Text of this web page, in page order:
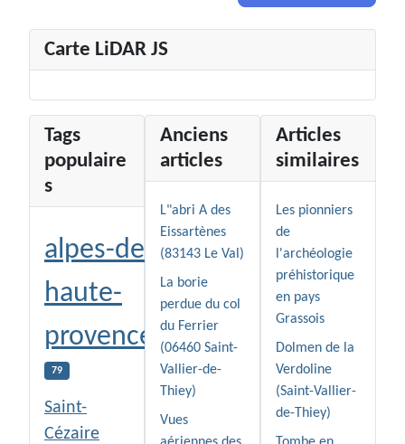
Carte LiDAR JS
Tags
populaire
s
alpes-de-
haute-
provence
79
Saint-
Cézaire
Anciens
articles
L"abri A des
Eissartènes
(83143 Le Val)
La borie
perdue du col
du Ferrier
(06460 Saint-
Vallier-de-
Thiey)
Vues
Articles
similaires
Les pionniers
de
l'archéologie
préhistorique
en pays
Grassois
Dolmen de la
Verdoline
(Saint-Vallier-
de-Thiey)